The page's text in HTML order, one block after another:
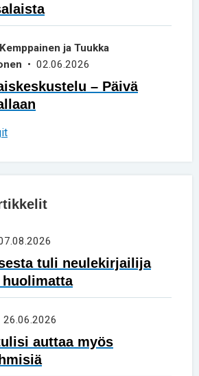
ja Tuukka
• 02.06.2026
– Päivä
tuli neulekirjailija
26.06.2026
auttaa myös